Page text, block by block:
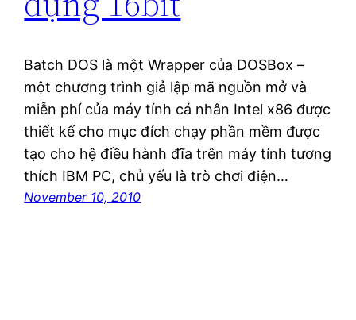
Batch DOS là một Wrapper của DOSBox –
một chương trình giả lập mã nguồn mở và
miễn phí của máy tính cá nhân Intel x86 được
thiết kế cho mục đích chạy phần mềm được
tạo cho hệ điều hành đĩa trên máy tính tương
thích IBM PC, chủ yếu là trò chơi điện…
November 10, 2010